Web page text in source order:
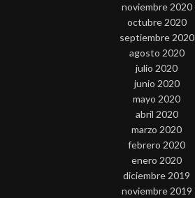
noviembre 2020
octubre 2020
septiembre 2020
agosto 2020
julio 2020
junio 2020
mayo 2020
abril 2020
marzo 2020
febrero 2020
enero 2020
diciembre 2019
noviembre 2019